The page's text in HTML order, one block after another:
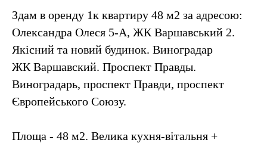
Здам в оренду 1к квартиру 48 м2 за адресою:
Олександра Олеся 5-А, ЖК Варшавський 2.
Якісний та новий будинок. Виноградар
ЖК Варшавский. Проспект Правды.
Виноградарь, проспект Правди, проспект
Європейського Союзу.
Площа - 48 м2. Велика кухня-вітальня +